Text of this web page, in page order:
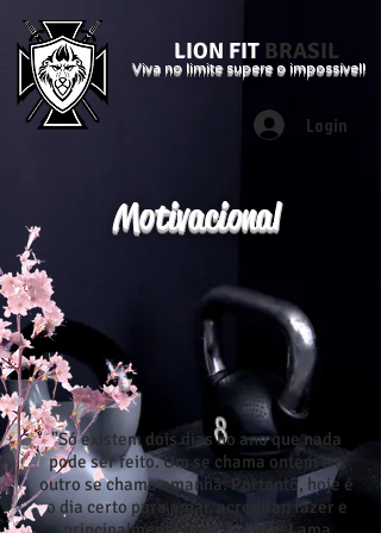
LION FIT BRASIL
Viva no limite supere o impossível!
Login
Motivacional
"Só existem dois dias no ano que nada
pode ser feito. Um se chama ontem e o
outro se chama amanhã. Portanto, hoje é
o dia certo para amar, acreditar, fazer e